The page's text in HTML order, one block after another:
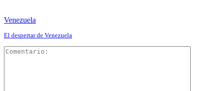
Venezuela
El despertar de Venezuela